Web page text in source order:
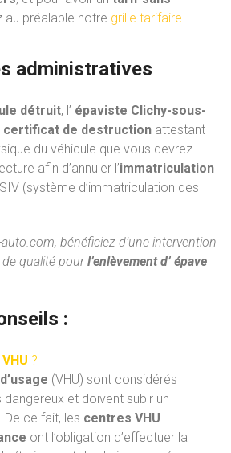
au préalable notre grille tarifaire.
administratives
détruit, l’ épaviste Clichy-sous-
certificat de destruction attestant
du véhicule que vous devrez
afin d’annuler l’immatriculation
(système d’immatriculation des
, bénéficiez d’une intervention
de qualité pourl’enlèvement d’ épave
:
?
(VHU) sont considérés
et doivent subir un
ce fait, les centres VHU
ont l’obligation d’effectuer la